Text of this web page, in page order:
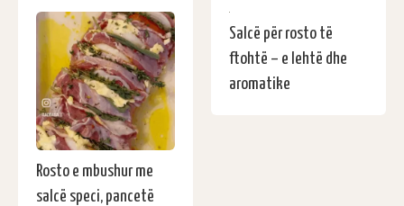
Rosto e mbushur me
salcë speci, pancetë
Salcë për rosto të
ftohtë – e lehtë dhe
aromatike